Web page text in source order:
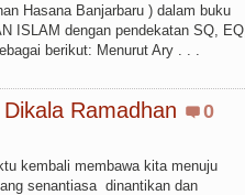
Hasana Banjarbaru ) dalam buku
ISLAM dengan pendekatan SQ, EQ,
berikut: Menurut Ary . . .
Ramadhan 0
kembali membawa kita menuju
senantiasa dinantikan dan